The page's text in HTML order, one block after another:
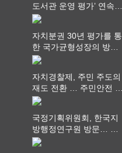
도서관 운영 평가’ 연속
최고 영예 장관상에서 ‘대
자치분권 30년 평가를 통
한 국가균형성장의 방향
과 과제 논의
자치경찰제, 주민 주도의
재도 전환 … 주민안전 치
안서비스가 최우선 되어
국정기획위원회, 한국지
방행정연구원 방문… 국
가균형성장 논의